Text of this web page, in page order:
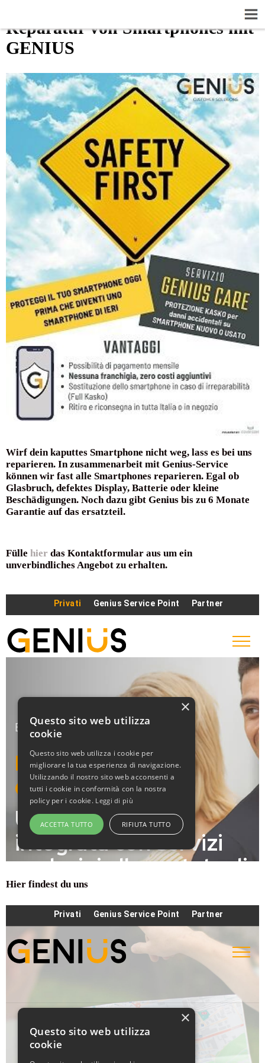
Reparatur von Smartphones mit
GENIUS
Wirf dein kaputtes Smartphone nicht weg, lass es bei uns
reparieren. In zusammenarbeit mit Genius-Service
können wir fast alle Smartphones reparieren. Egal ob
Glasbruch, defektes Display, Batterie oder kleine
Beschädigungen. Noch dazu gibt Genius bis zu 6 Monate
Garantie auf das ersatzteil.
Fülle hier das Kontaktformular aus um ein
unverbindliches Angebot zu erhalten.
Hier findest du uns